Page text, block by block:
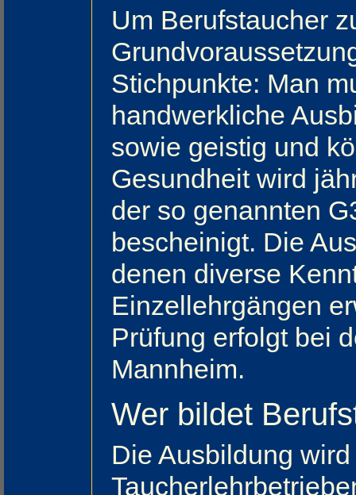
Um Berufstaucher
Stichpunkte: Man
handwerkliche
sowie geistig und
Gesundheit wird
der so genannten
bescheinigt. Die
denen diverse
Einzellehrgängen
Prüfung erfolgt bei
Mannheim.
Wer bildet
Die Ausbildung